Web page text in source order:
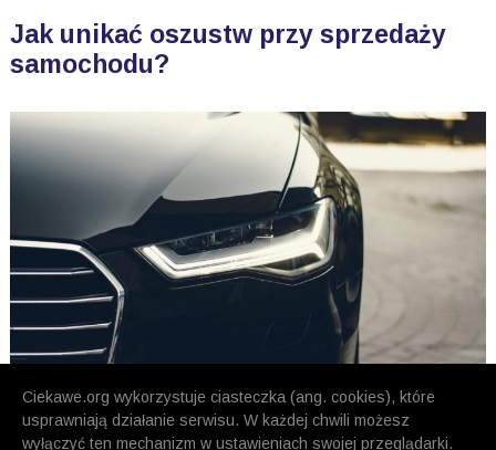
Ciekawe.org wykorzystuje ciasteczka (ang. cookies), które
usprawniają działanie serwisu. W każdej chwili możesz
wyłączyć ten mechanizm w ustawieniach swojej przeglądarki.
Jak unikać oszustw przy sprzedaży
samochodu?